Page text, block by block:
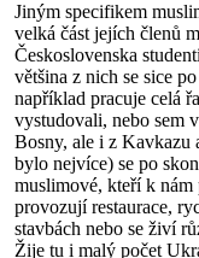
Jiným specifikem
velká část jejích členů
Československa
většina z nich se sice
například pracuje celá
vystudovali, nebo sem
Bosny, ale i z Kavkazu
bylo nejvíce) se po
muslimové, kteří k
provozují restaurace,
stavbách nebo se živí
Žije tu i malý počet